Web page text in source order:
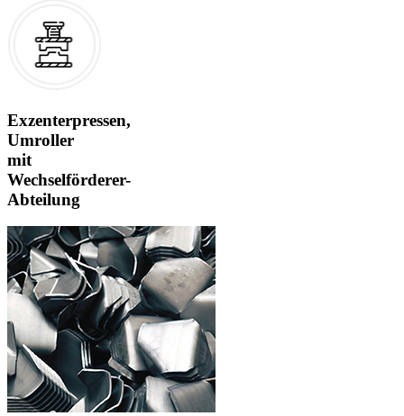
Exzenterpressen,
Umroller
mit
Wechselförderer-
Abteilung